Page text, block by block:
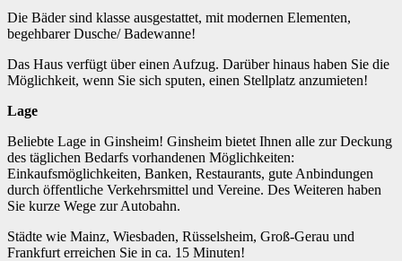
Die Bäder sind klasse ausgestattet, mit modernen Elementen,
begehbarer Dusche/ Badewanne!
Das Haus verfügt über einen Aufzug. Darüber hinaus haben Sie die
Möglichkeit, wenn Sie sich sputen, einen Stellplatz anzumieten!
Lage
Beliebte Lage in Ginsheim! Ginsheim bietet Ihnen alle zur Deckung
des täglichen Bedarfs vorhandenen Möglichkeiten:
Einkaufsmöglichkeiten, Banken, Restaurants, gute Anbindungen
durch öffentliche Verkehrsmittel und Vereine. Des Weiteren haben
Sie kurze Wege zur Autobahn.
Städte wie Mainz, Wiesbaden, Rüsselsheim, Groß-Gerau und
Frankfurt erreichen Sie in ca. 15 Minuten!